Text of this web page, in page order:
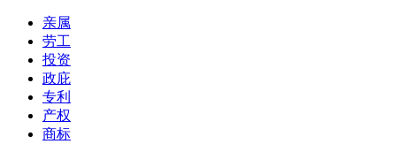
亲属
劳工
投资
政庇
专利
产权
商标